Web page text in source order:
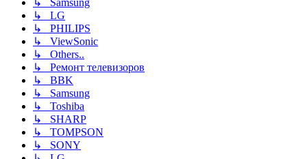
↳ Samsung
↳ LG
↳ PHILIPS
↳ ViewSonic
↳ Others..
↳ Ремонт телевизоров
↳ BBK
↳ Samsung
↳ Toshiba
↳ SHARP
↳ TOMPSON
↳ SONY